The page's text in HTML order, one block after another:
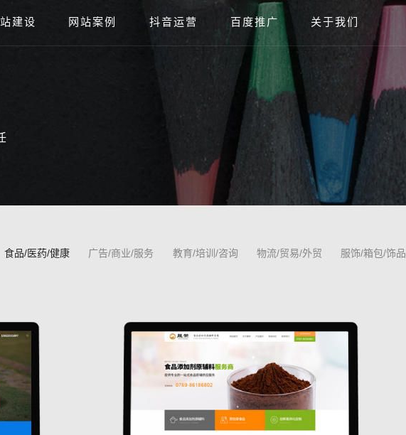
建设 网站案例 抖音运营 百度推广 关于我们
食品/医药/健康 广告/商业/服务 教育/培训/咨询 物流/贸易/外贸 服饰/箱包/饰品